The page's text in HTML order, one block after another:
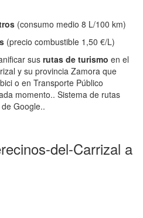
(consumo medio 8 L/100 km)
(precio combustible 1,50 €/L)
sus rutas de turismo en el
y su provincia Zamora que
o en Transporte Público
momento.. Sistema de rutas
Google..
del-Carrizal a